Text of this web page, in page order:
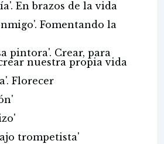
En brazos de la vida
Fomentando la
pintora'. Crear, para
nuestra propia vida
Florecer
trompetista'